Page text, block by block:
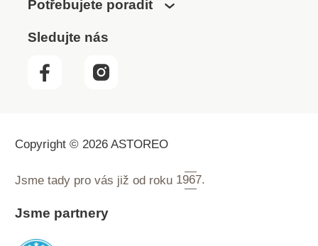
Potřebujete poradit
Sledujte nás
Copyright © 2026 ASTOREO
Jsme tady pro vás již od roku 1967.
Jsme partnery